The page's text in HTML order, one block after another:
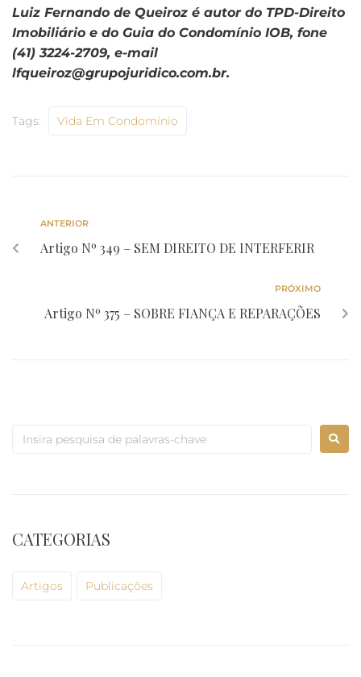
Luiz Fernando de Queiroz é autor do TPD-Direito
Imobiliário e do Guia do Condomínio IOB, fone
(41) 3224-2709, e-mail
lfqueiroz@grupojuridico.com.br.
Tags: Vida Em Condomínio
ANTERIOR
Artigo Nº 349 – SEM DIREITO DE INTERFERIR
PRÓXIMO
Artigo Nº 375 – SOBRE FIANÇA E REPARAÇÕES
CATEGORIAS
Artigos Publicações